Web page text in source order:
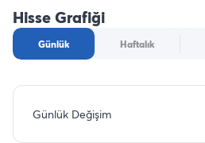
Hisse Grafiği
Günlük Haftalık
Günlük Değişim